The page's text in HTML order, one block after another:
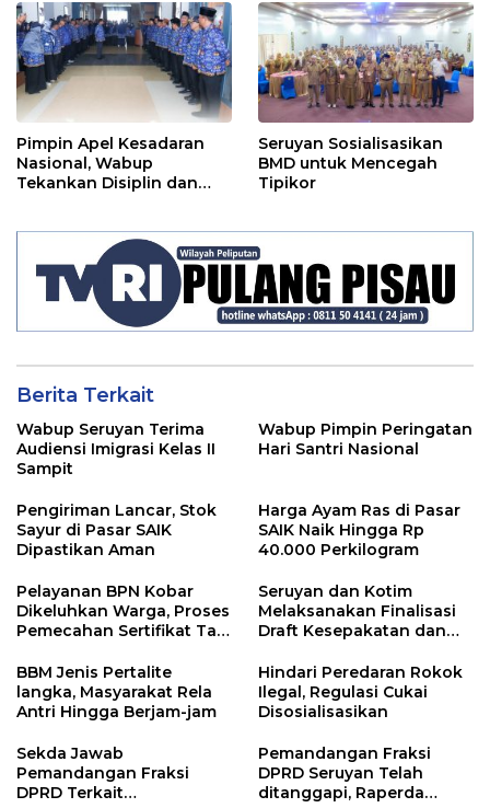
2024
Pimpin Apel Kesadaran
Nasional, Wabup
Tekankan Disiplin dan
Seruyan Sosialisasikan
BMD untuk Mencegah
Tipikor
Berita Terkait
Wabup Seruyan Terima
Audiensi Imigrasi Kelas II
Sampit
Wabup Pimpin Peringatan
Hari Santri Nasional
Pengiriman Lancar, Stok
Sayur di Pasar SAIK
Dipastikan Aman
Harga Ayam Ras di Pasar
SAIK Naik Hingga Rp
40.000 Perkilogram
Pelayanan BPN Kobar
Dikeluhkan Warga, Proses
Pemecahan Sertifikat Tak
Seruyan dan Kotim
Melaksanakan Finalisasi
Draft Kesepakatan dan
BBM Jenis Pertalite
langka, Masyarakat Rela
Antri Hingga Berjam-jam
Hindari Peredaran Rokok
Ilegal, Regulasi Cukai
Disosialisasikan
Sekda Jawab
Pemandangan Fraksi
DPRD Terkait
Pemandangan Fraksi
DPRD Seruyan Telah
ditanggapi, Raperda